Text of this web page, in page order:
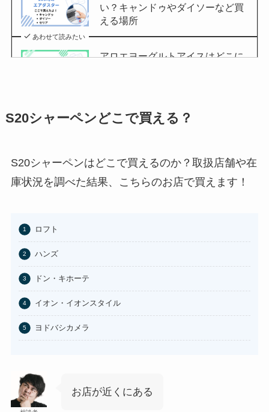
い？キャンドゥやダイソーなど買
える場所
あわせて読みたい
アロエヨーグルトアイスはどこに
チョコQ助どこに売ってる？ドン
あわせて読みたい
東京バナナはどこに売ってる？東
100均のお香立てどこで買える？
あわせて読みたい
はたらくピクミンコレクションど
あわせて読みたい
通販が確実？
S20シャーペンどこで買える？
S20シャーペンはどこで買えるのか？取扱店舗や在
庫状況を調べた結果、こちらのお店で買えます！
ロフト
ハンズ
ドン・キホーテ
イオン・イオンスタイル
ヨドバシカメラ
お店が近くにある